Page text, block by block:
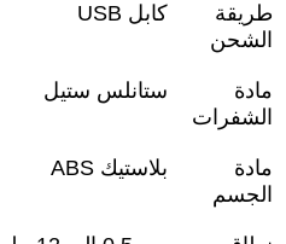
طريقة
الشحن
كابل
مادة
الشفرات
ستانلس ستيل
مادة
الجسم
بلاستيك